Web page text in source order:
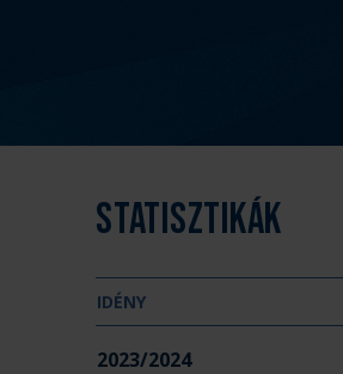
Statisztikák
IDÉNY
2023/2024